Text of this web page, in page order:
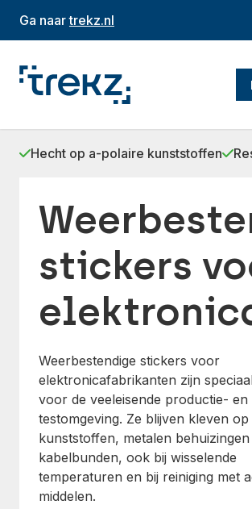
Ga naartrekz.nl
Hecht op a-polaire kunststoffen
stickers
Weerbestendige stickers voor
elektronicafabrikanten zijn
voor de veeleisende productie- en
testomgeving. Ze blijven kleven op
kunststoffen, metalen behuizingen
kabelbunden, ook bij wisselende
temperaturen en bij reiniging met
middelen.